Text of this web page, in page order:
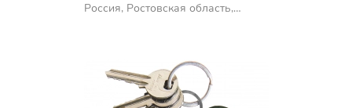
Россия, Ростовская область,